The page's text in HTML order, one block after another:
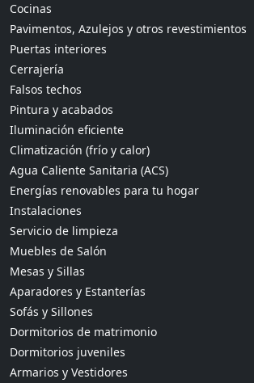
Cocinas
Pavimentos, Azulejos y otros revestimientos
Puertas interiores
Cerrajería
Falsos techos
Pintura y acabados
Iluminación eficiente
Climatización (frío y calor)
Agua Caliente Sanitaria (ACS)
Energías renovables para tu hogar
Instalaciones
Servicio de limpieza
Muebles de Salón
Mesas y Sillas
Aparadores y Estanterías
Sofás y Sillones
Dormitorios de matrimonio
Dormitorios juveniles
Armarios y Vestidores